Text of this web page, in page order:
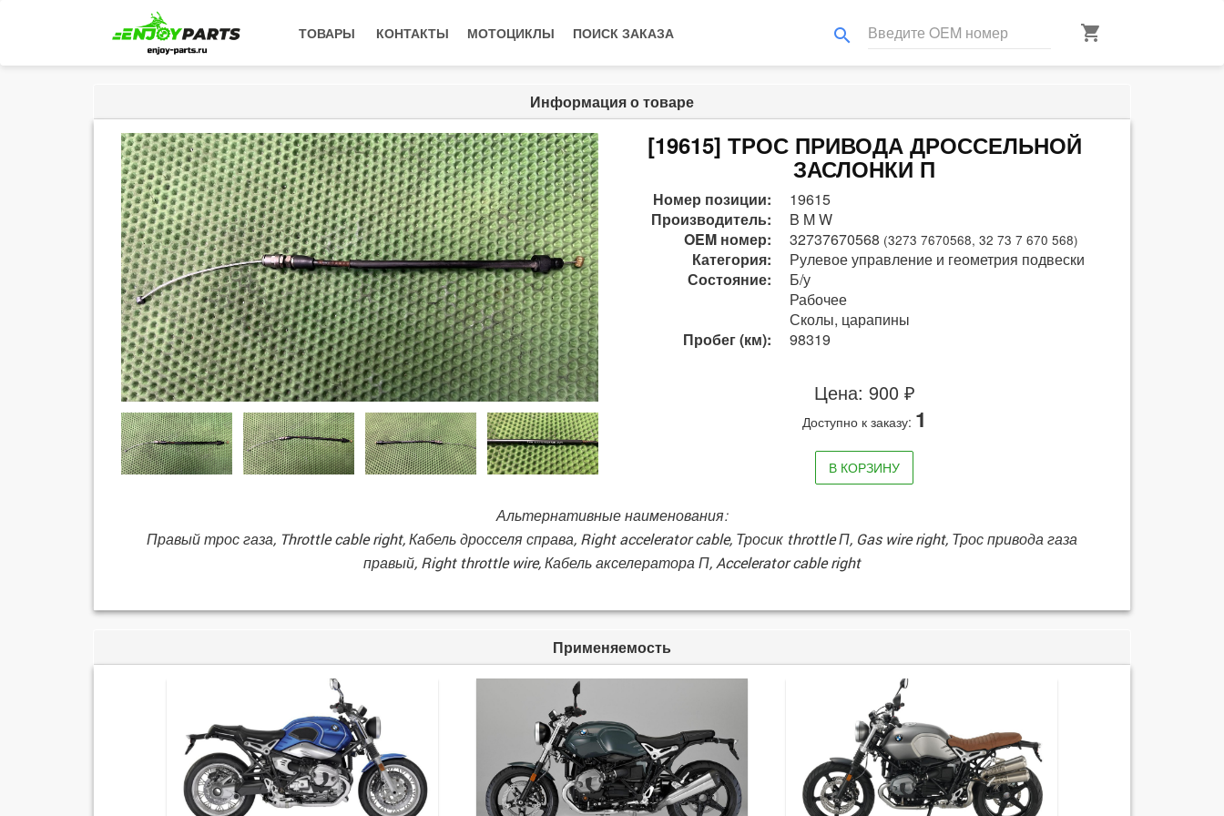
ТОВАРЫ КОНТАКТЫ МОТОЦИКЛЫ ПОИСК ЗАКАЗА search shopping_cart
Информация о товаре
[19615] ТРОС ПРИВОДА ДРОССЕЛЬНОЙ
ЗАСЛОНКИ П
Номер позиции:
19615
Производитель:
B M W
OEM номер:
32737670568 (3273 7670568, 32 73 7 670 568)
Категория:
Рулевое управление и геометрия подвески
Состояние:
Б/у
Рабочее
Сколы, царапины
Пробег (км):
98319
Цена: 900 ₽
Доступно к заказу: 1
В КОРЗИНУ
Альтернативные наименования:
Правый трос газа, Throttle cable right, Кабель дросселя справа, Right accelerator cable, Тросик throttle П, Gas wire right, Трос привода газа
правый, Right throttle wire, Кабель акселератора П, Accelerator cable right
Применяемость